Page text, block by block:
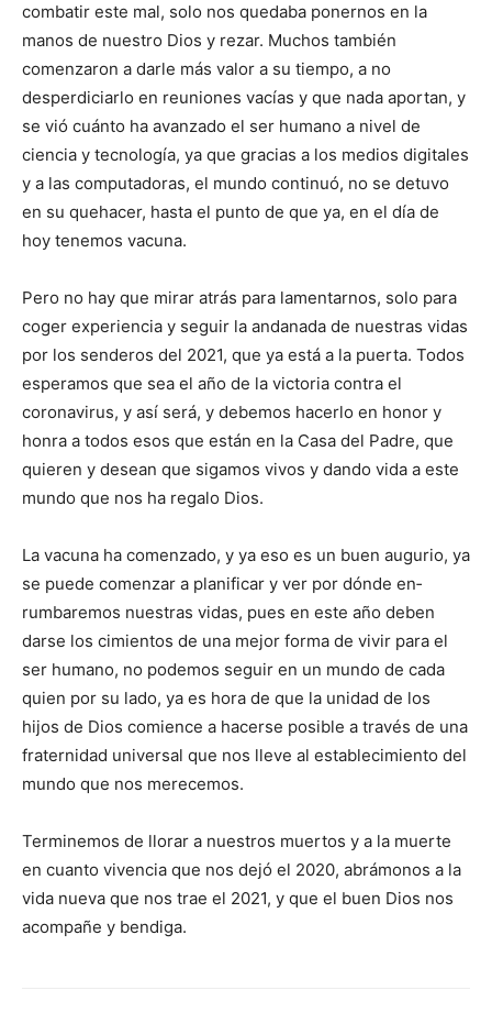
combatir este mal, solo nos quedaba ponernos en la
manos de nuestro Dios y rezar. Muchos también
comenzaron a darle más valor a su tiempo, a no
desperdiciarlo en reuniones va­cías y que nada aportan, y
se vió cuánto ha avanzado el ser humano a nivel de
ciencia y tecnología, ya que gracias a los medios digitales
y a las computadoras, el mun­do continuó, no se detuvo
en su quehacer, hasta el punto de que ya, en el día de
hoy tenemos vacuna.
Pero no hay que mirar atrás para lamentarnos, solo para
coger experiencia y se­guir la andanada de nuestras vidas
por los senderos del 2021, que ya está a la puerta. Todos
esperamos que sea el año de la victoria contra el
coronavirus, y así será, y debemos hacerlo en honor y
honra a todos esos que están en la Casa del Padre, que
quieren y desean que sigamos vivos y dando vida a este
mundo que nos ha regalo Dios.
La vacuna ha comenzado, y ya eso es un buen augurio, ya
se puede comenzar a pla­nificar y ver por dónde en­
rumbaremos nuestras vidas, pues en este año deben
darse los cimientos de una mejor forma de vivir para el
ser humano, no podemos seguir en un mundo de cada
quien por su lado, ya es hora de que la unidad de los
hijos de Dios comience a hacerse posible a través de una
fra­ternidad universal que nos lleve al establecimiento del
mundo que nos merecemos.
Terminemos de llorar a nuestros muertos y a la muerte
en cuanto vivencia que nos dejó el 2020, abrámonos a la
vida nueva que nos trae el 2021, y que el buen Dios nos
acompañe y bendiga.